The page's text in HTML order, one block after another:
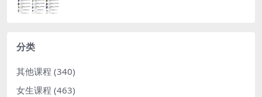
分类
其他课程 (340)
女生课程 (463)